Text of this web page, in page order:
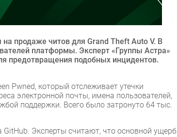
продаже читов для Grand Theft Auto V. В
платформы. Эксперт «Группы Астра»
предотвращения подобных инцидентов.
Pwned, который отслеживает утечки
электронной почты, имена пользователей,
поддержки. Всего было затронуто 64 тыс.
Эксперты считают, что основной ущерб